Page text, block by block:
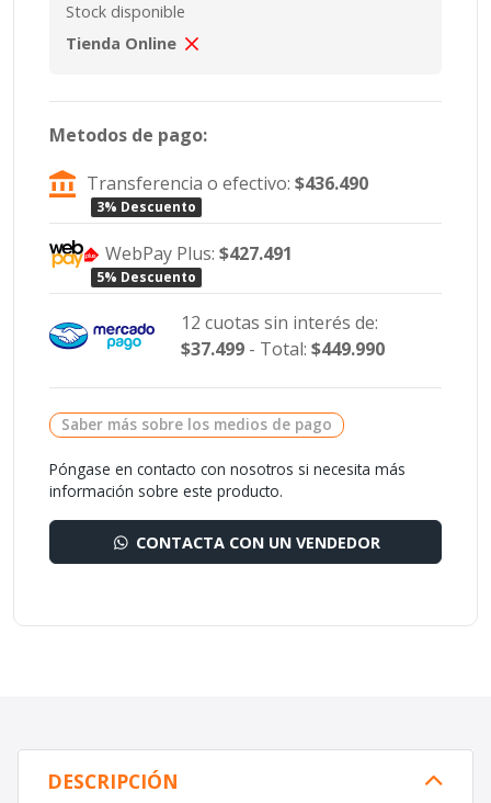
Stock disponible
Tienda Online
Metodos de pago:
Transferencia o efectivo:$436.490
3% Descuento
WebPay Plus:$427.491
5% Descuento
12 cuotas sin interés de:
$37.499- Total: $449.990
Saber más sobre los medios de pago
Póngase en contacto con nosotros si necesita más
información sobre este producto.
CONTACTA CON UN VENDEDOR
DESCRIPCIÓN